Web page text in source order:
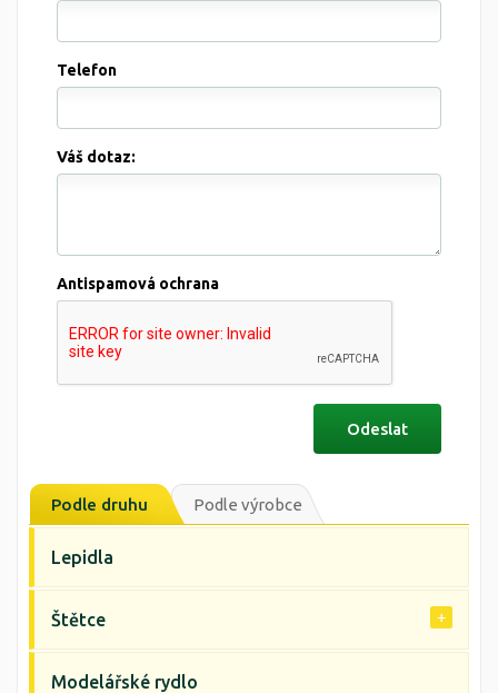
Telefon
Váš dotaz:
Antispamová ochrana
Podle druhu Podle výrobce
Lepidla
Štětce
Modelářské rydlo